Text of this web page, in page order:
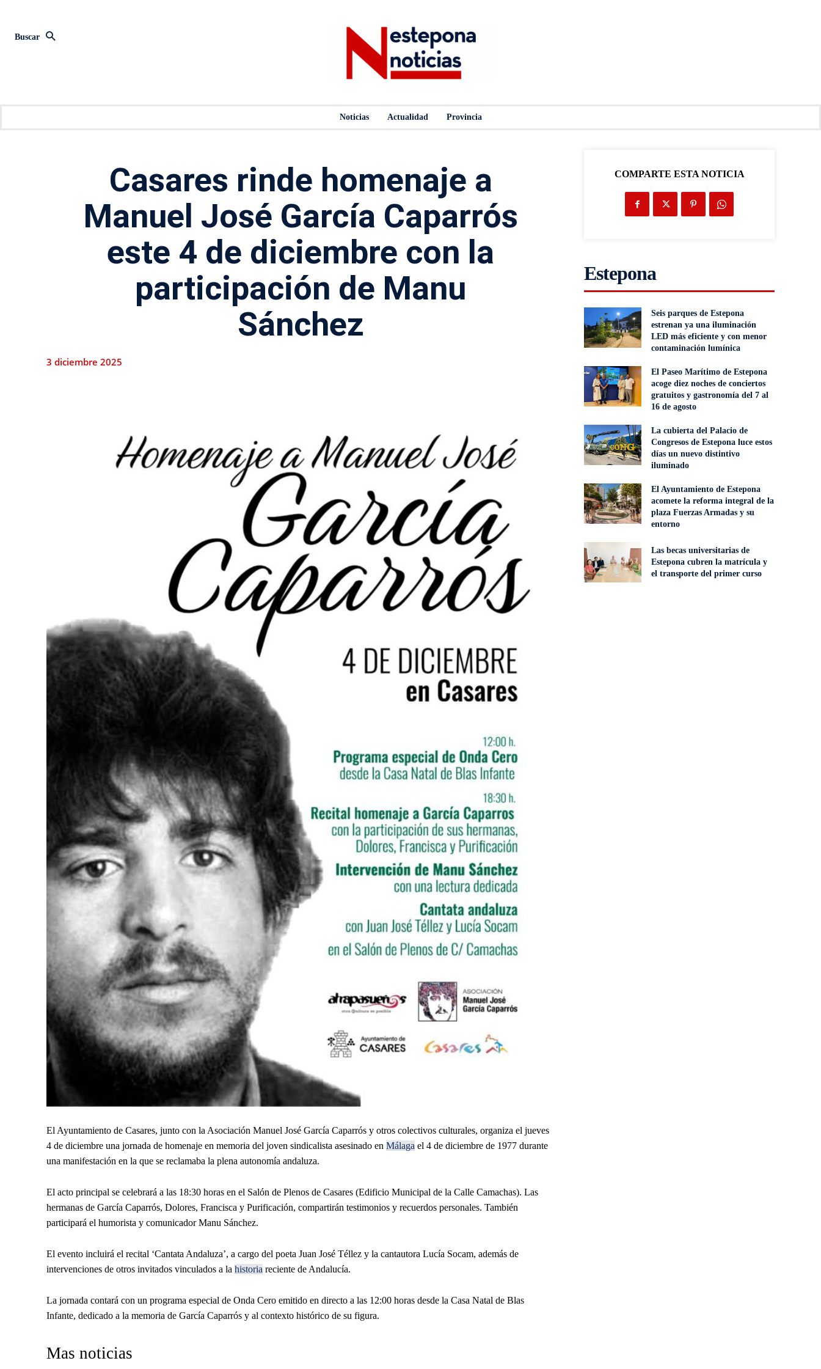
Buscar
Noticias Actualidad Provincia
Casares rinde homenaje a
Manuel José García Caparrós
este 4 de diciembre con la
participación de Manu
Sánchez
3 diciembre 2025
El Ayuntamiento de Casares, junto con la Asociación Manuel José García Caparrós y otros colectivos culturales, organiza el jueves
4 de diciembre una jornada de homenaje en memoria del joven sindicalista asesinado en Málaga el 4 de diciembre de 1977 durante
una manifestación en la que se reclamaba la plena autonomía andaluza.
El acto principal se celebrará a las 18:30 horas en el Salón de Plenos de Casares (Edificio Municipal de la Calle Camachas). Las
hermanas de García Caparrós, Dolores, Francisca y Purificación, compartirán testimonios y recuerdos personales. También
participará el humorista y comunicador Manu Sánchez.
El evento incluirá el recital ‘Cantata Andaluza’, a cargo del poeta Juan José Téllez y la cantautora Lucía Socam, además de
intervenciones de otros invitados vinculados a la historia reciente de Andalucía.
La jornada contará con un programa especial de Onda Cero emitido en directo a las 12:00 horas desde la Casa Natal de Blas
Infante, dedicado a la memoria de García Caparrós y al contexto histórico de su figura.
Mas noticias
COMPARTE ESTA NOTICIA
Estepona
Seis parques de Estepona
estrenan ya una iluminación
LED más eficiente y con menor
contaminación lumínica
El Paseo Marítimo de Estepona
acoge diez noches de conciertos
gratuitos y gastronomía del 7 al
16 de agosto
La cubierta del Palacio de
Congresos de Estepona luce estos
días un nuevo distintivo
iluminado
El Ayuntamiento de Estepona
acomete la reforma integral de la
plaza Fuerzas Armadas y su
entorno
Las becas universitarias de
Estepona cubren la matrícula y
el transporte del primer curso